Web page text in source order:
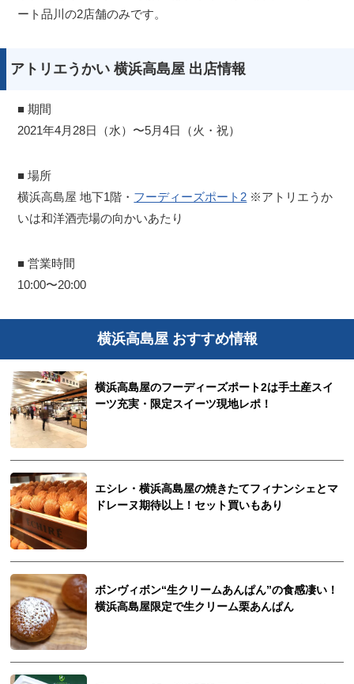
ート品川の2店舗のみです。
アトリエうかい 横浜高島屋 出店情報
■ 期間
2021年4月28日（水）〜5月4日（火・祝）
■ 場所
横浜高島屋 地下1階・ フーディーズポート2 ※アトリエうか
いは和洋酒売場の向かいあたり
■ 営業時間
10:00〜20:00
横浜高島屋 おすすめ情報
横浜高島屋のフーディーズポート2は手土産スイ
ーツ充実・限定スイーツ現地レポ！
エシレ・横浜高島屋の焼きたてフィナンシェとマ
ドレーヌ期待以上！セット買いもあり
ボンヴィボン“生クリームあんぱん”の食感凄い！
横浜高島屋限定で生クリーム栗あんぱん